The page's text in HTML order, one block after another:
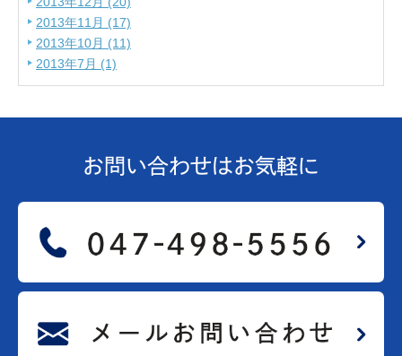
2013年11月 (17)
2013年10月 (11)
2013年7月 (1)
お問い合わせはお気軽に